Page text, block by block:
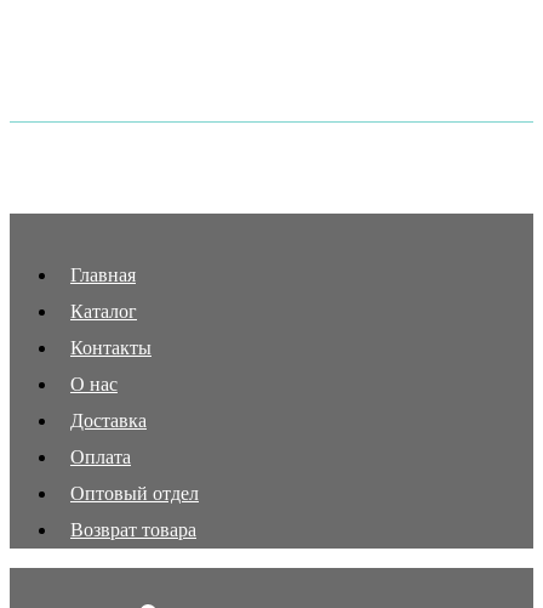
Главная
Каталог
Контакты
О нас
Доставка
Оплата
Оптовый отдел
Возврат товара